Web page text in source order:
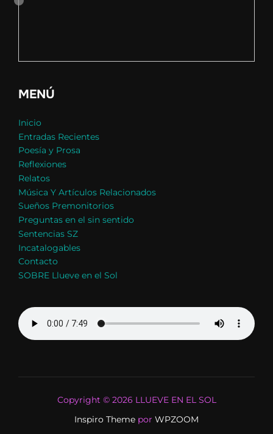
MENÚ
Inicio
Entradas Recientes
Poesía y Prosa
Reflexiones
Relatos
Música Y Artículos Relacionados
Sueños Premonitorios
Preguntas en el sin sentido
Sentencias SZ
Incatalogables
Contacto
SOBRE Llueve en el Sol
Copyright © 2026 LLUEVE EN EL SOL
Inspiro Theme por WPZOOM